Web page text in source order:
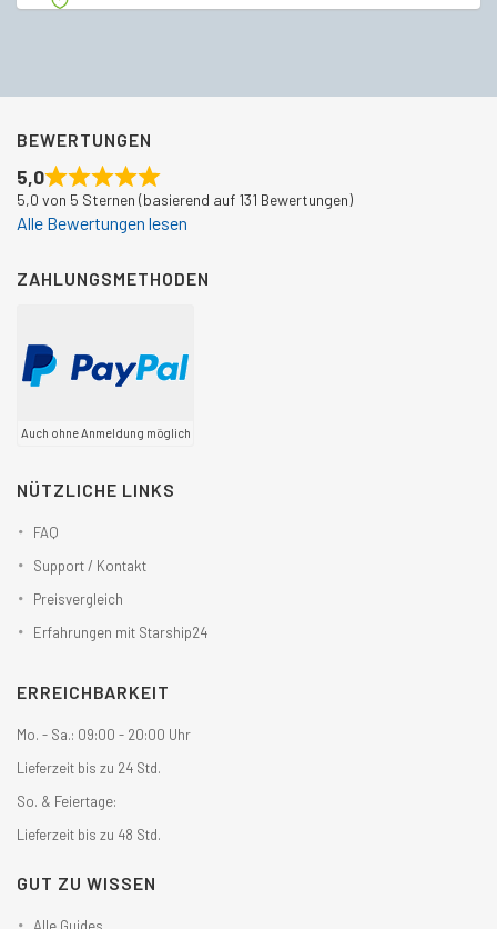
BEWERTUNGEN
5,0
5,0 von 5 Sternen (basierend auf 131 Bewertungen)
Alle Bewertungen lesen
ZAHLUNGSMETHODEN
Auch ohne Anmeldung möglich
NÜTZLICHE LINKS
FAQ
Support / Kontakt
Preisvergleich
Erfahrungen mit Starship24
ERREICHBARKEIT
Mo. - Sa.: 09:00 - 20:00 Uhr
Lieferzeit bis zu 24 Std.
So. & Feiertage:
Lieferzeit bis zu 48 Std.
GUT ZU WISSEN
Alle Guides